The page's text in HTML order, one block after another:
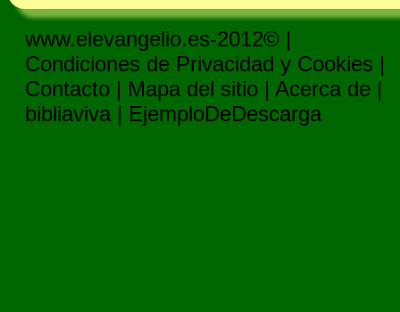
www.elevangelio.es-2012© |
Condiciones de Privacidad y Cookies |
Contacto | Mapa del sitio | Acerca de |
bibliaviva | EjemploDeDescarga